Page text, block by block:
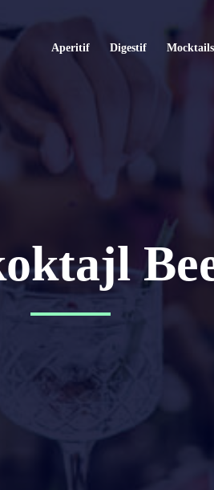
Aperitif Digestif Mocktails